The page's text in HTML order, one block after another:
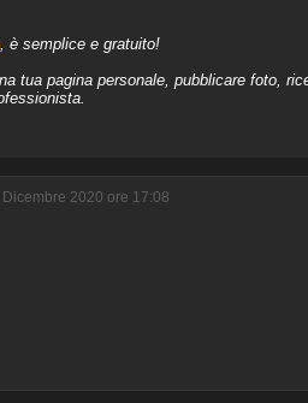
, è semplice e gratuito!
tua pagina personale, pubblicare foto,
2020 ore 17:08